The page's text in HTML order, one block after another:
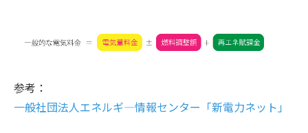
参考：
一般社団法人エネルギ―情報センター「新電力ネット」